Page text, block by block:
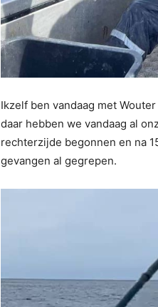
Ikzelf ben vandaag met
daar hebben we vandaag al
rechterzijde begonnen en na
gevangen al gegrepen.